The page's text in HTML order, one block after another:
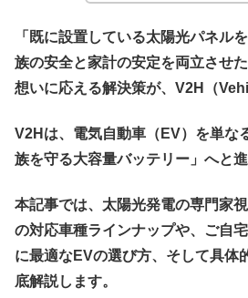
「既に設置している太陽光パネル
族の安全と家計の安定を両立させ
想いに応える解決策が、V2H（
V2Hは、電気自動車（EV）を単な
族を守る大容量バッテリー」へと進
本記事では、太陽光発電の専門家
の対応車種ラインナップや、ご自
に最適なEVの選び方、そして具体
底解説します。